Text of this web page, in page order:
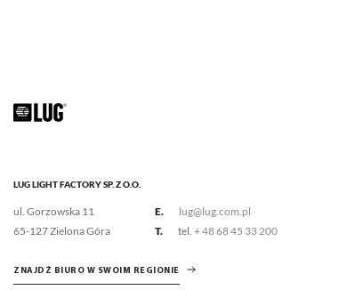
LUG LIGHT FACTORY SP. Z O.O.
ul. Gorzowska 11
65-127 Zielona Góra
E.
lug@lug.com.pl
T.
tel. + 48 68 45 33 200
ZNAJDŹ BIURO W SWOIM REGIONIE